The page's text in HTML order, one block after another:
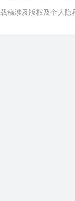
涉及版权及个人